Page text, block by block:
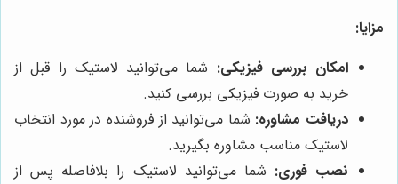
مزایا:
امکان بررسی فیزیکی: شما می‌توانید لاستیک را قبل از
خرید به صورت فیزیکی بررسی کنید.
دریافت مشاوره: شما می‌توانید از فروشنده در مورد انتخاب
لاستیک مناسب مشاوره بگیرید.
نصب فوری: شما می‌توانید لاستیک را بلافاصله پس از